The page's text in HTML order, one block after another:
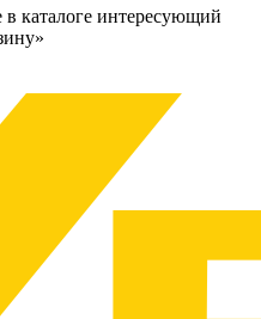
в каталоге интересующий